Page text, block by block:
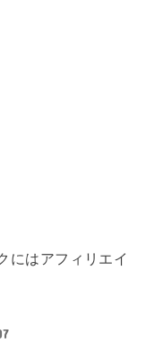
にはアフィリエイ